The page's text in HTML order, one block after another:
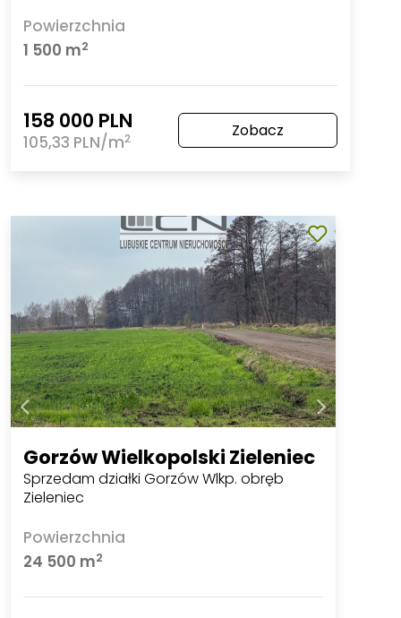
Powierzchnia
1 500 m2
158 000 PLN
105,33 PLN/m2 Zobacz
Gorzów Wielkopolski Zieleniec
Sprzedam działki Gorzów Wlkp. obręb
Zieleniec
Powierzchnia
24 500 m2